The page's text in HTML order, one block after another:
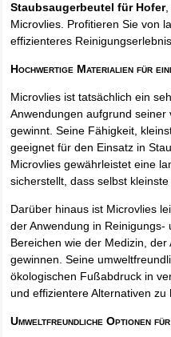
Staubsaugerbeutel für Hofer,
Microvlies. Profitieren Sie von
effizienteres
Hochwertige Materialien für
Microvlies ist tatsächlich ein
Anwendungen aufgrund
gewinnt. Seine Fähigkeit,
geeignet für den Einsatz in
Microvlies gewährleistet eine
sicherstellt, dass selbst
Darüber hinaus ist Microvlies
der Anwendung in
Bereichen wie der Medizin,
gewinnen. Seine
ökologischen Fußabdruck in
und effizientere Alternativen
Umweltfreundliche Optionen